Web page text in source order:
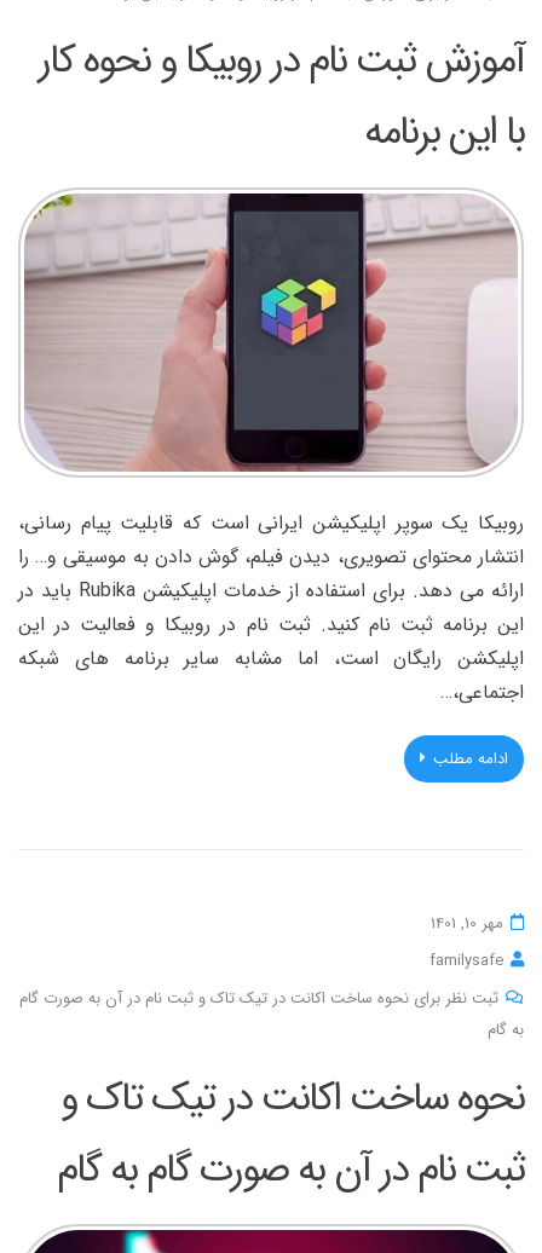
آموزش ثبت نام در روبیکا و نحوه کار
با این برنامه
روبیکا یک سوپر اپلیکیشن ایرانی است که قابلیت پیام رسانی،
انتشار محتوای تصویری، دیدن فیلم، گوش دادن به موسیقی و… را
ارائه می دهد. برای استفاده از خدمات اپلیکیشن Rubika باید در
این برنامه ثبت نام کنید. ثبت نام در روبیکا و فعالیت در این
اپلیکشن رایگان است، اما مشابه سایر برنامه های شبکه
اجتماعی،…
ادامه مطلب
مهر 10, 1401
familysafe
ثبت نظر برای نحوه ساخت اکانت در تیک تاک و ثبت نام در آن به صورت گام
به گام
نحوه ساخت اکانت در تیک تاک و
ثبت نام در آن به صورت گام به گام